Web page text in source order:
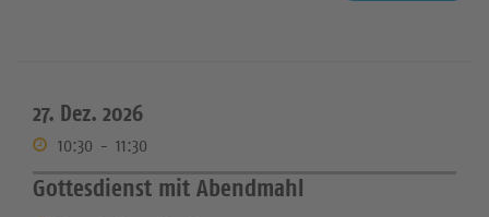
27. Dez. 2026
10:30 - 11:30
Gottesdienst mit Abendmahl